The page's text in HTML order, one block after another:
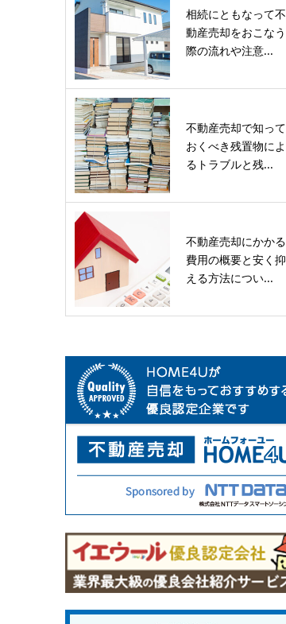
相続にともなって不
動産売却をおこなう
際の流れや注意...
不動産売却で知って
おくべき残置物によ
るトラブルと残...
不動産売却にかかる
費用の概要と安く抑
える方法につい...